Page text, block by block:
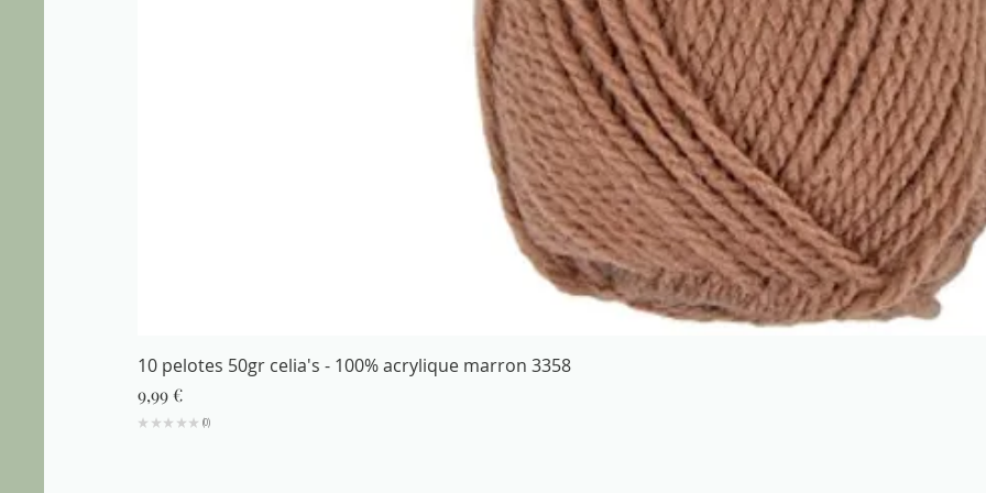
10 pelotes 50gr celia's - 100% acrylique marron 3358
Prix
9,99 €
★ ★ ★ ★ ★ 0
0